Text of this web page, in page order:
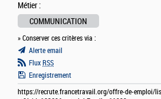
Métier :
COMMUNICATION
» Conserver ces critères via :
Alerte email
Flux RSS
Enregistrement
https://recrute.francetravail.org/offre-de-emploi/